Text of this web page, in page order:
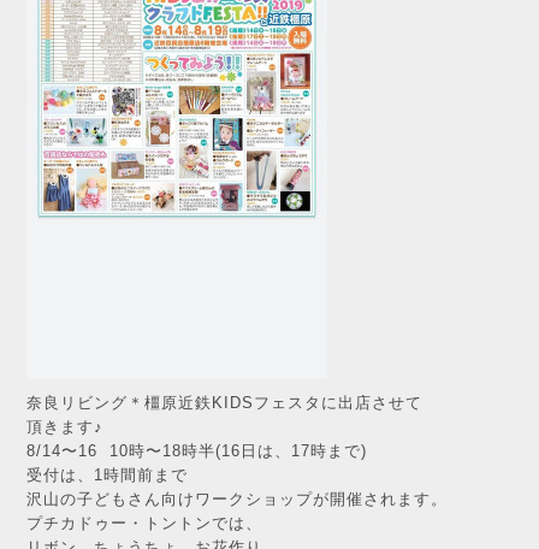
奈良リビング＊橿原近鉄KIDSフェスタに出店させて
頂きます♪
8/14〜16 10時〜18時半(16日は、17時まで)
受付は、1時間前まで
沢山の子どもさん向けワークショップが開催されます。
プチカドゥー・トントンでは、